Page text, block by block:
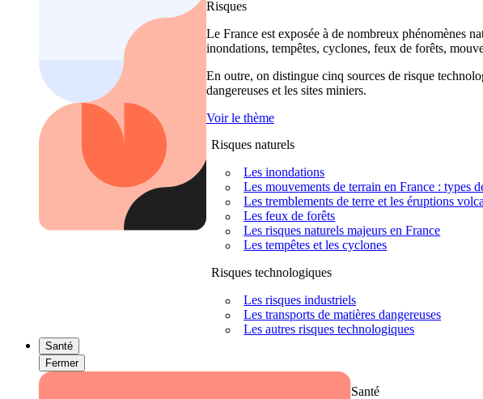
Risques
Le France est exposée à de nombreux phénomènes
inondations, tempêtes, cyclones, feux de forêts,
En outre, on distingue cinq sources de risque
dangereuses et les sites miniers.
Voir le thème
Risques naturels
Les inondations
Les mouvements de terrain en France : types
Les tremblements de terre et les éruptions
Les feux de forêts
Les risques naturels majeurs en France
Les tempêtes et les cyclones
Risques technologiques
Les risques industriels
Les transports de matières dangereuses
Les autres risques technologiques
Santé
Fermer
Santé